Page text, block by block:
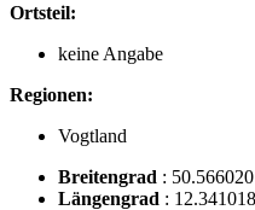
Ortsteil:
keine Angabe
Regionen:
Vogtland
Breitengrad : 50.566020
Längengrad : 12.341018